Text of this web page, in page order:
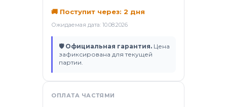
🚚 Поступит через: 2 дня
Ожидаемая дата: 10.08.2026
🛡 Официальная гарантия. Цена
зафиксирована для текущей
партии.
ОПЛАТА ЧАСТЯМИ